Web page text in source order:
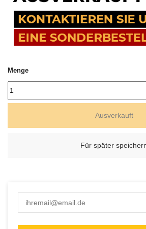
Menge
Ausverkauft
Für später